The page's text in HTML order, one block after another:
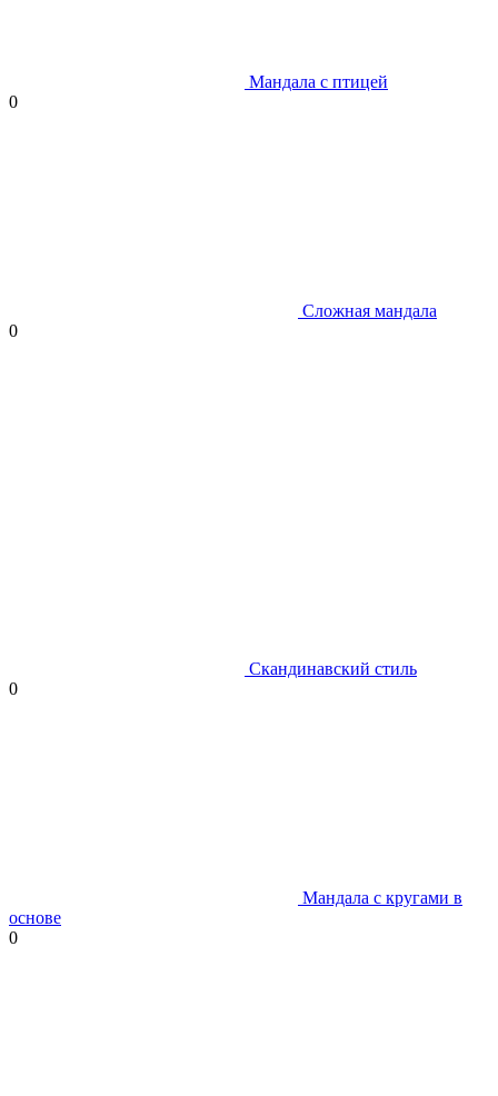
Мандала с птицей
0
Сложная мандала
0
Скандинавский стиль
0
Мандала с кругами в
основе
0